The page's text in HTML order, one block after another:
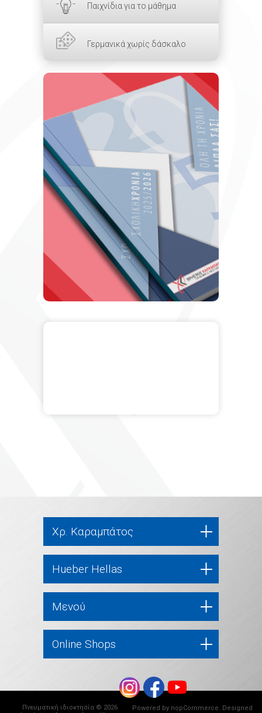
Παιχνίδια για το μάθημα
Γερμανικά χωρίς δάσκαλο
Χρ. Καραμπάτος
Hueber Hellas
Μενού
Online Shops
Πνευματική ιδιοκτησία © 2026
Powered by nopCommerce. Designed